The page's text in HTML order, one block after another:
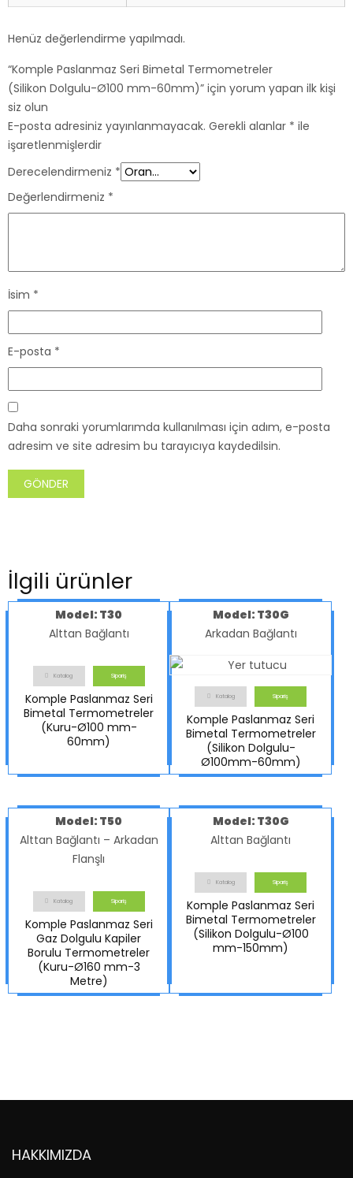
Henüz değerlendirme yapılmadı.
“Komple Paslanmaz Seri Bimetal Termometreler
(Silikon Dolgulu-Ø100 mm-60mm)” için yorum yapan ilk kişi
siz olun
E-posta adresiniz yayınlanmayacak. Gerekli alanlar * ile
işaretlenmişlerdir
Derecelendirmeniz *
Değerlendirmeniz *
İsim *
E-posta *
Daha sonraki yorumlarımda kullanılması için adım, e-posta
adresim ve site adresim bu tarayıcıya kaydedilsin.
İlgili ürünler
Model: T30
Alttan Bağlantı
Katalog Sipariş
Komple Paslanmaz Seri
Bimetal Termometreler
(Kuru-Ø100 mm-
60mm)
Model: T30G
Arkadan Bağlantı
Katalog Sipariş
Komple Paslanmaz Seri
Bimetal Termometreler
(Silikon Dolgulu-
Ø100mm-60mm)
Model: T50
Alttan Bağlantı – Arkadan
Flanşlı
Katalog Sipariş
Komple Paslanmaz Seri
Gaz Dolgulu Kapiler
Borulu Termometreler
(Kuru-Ø160 mm-3
Metre)
Model: T30G
Alttan Bağlantı
Katalog Sipariş
Komple Paslanmaz Seri
Bimetal Termometreler
(Silikon Dolgulu-Ø100
mm-150mm)
HAKKIMIZDA